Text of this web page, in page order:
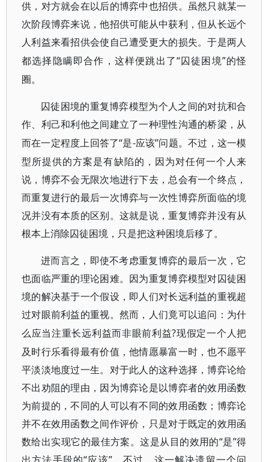
供，对方就会在以后的博弈中也招供。虽然只就某一
次阶段博弈来说，他招供可能从中获利，但从长远个
人利益来看招供会使自己遭受更大的损失。于是两人
都选择隐瞒即合作，这样便跳出了“囚徒困境”的怪
圈。
囚徒困境的重复博弈模型为个人之间的对抗和合
作、利己和利他之间建立了一种理性沟通的桥梁，从
而在一定程度上回答了“是-应该”问题。不过，这一模
型所提供的方案是有缺陷的，因为对任何一个人来
说，博弈不会无限次地进行下去，总会有一个终点，
而重复进行的最后一次博弈与一次性博弈所面临的境
况并没有本质的区别。这就是说，重复博弈并没有从
根本上消除囚徒困境，只是把这种困境后移了。
进而言之，即使不考虑重复博弈的最后一次，它
也面临严重的理论困难。因为重复博弈模型对囚徒困
境的解决基于一个假设，即人们对长远利益的重视超
过对眼前利益的重视。然而，人们竟可以追问：为什
么应当注重长远利益而非眼前利益?现假定一个人把
及时行乐看得最有价值，他情愿暴富一时，也不愿平
平淡淡地度过一生。对于此人的这种选择，博弈论给
不出劝阻的理由，因为博弈论是以博弈者的效用函数
为前提的，不同的人可以有不同的效用函数；博弈论
并不在效用函数之间作评价，只是对于既定的效用函
数给出实现它的最佳方案。这是从目的效用的“是”得